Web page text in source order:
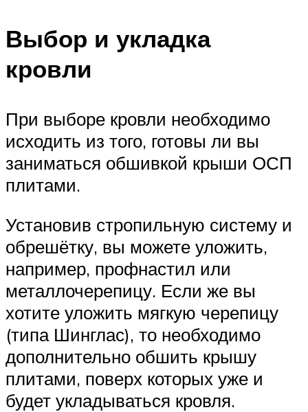
Выбор и укладка
кровли
При выборе кровли необходимо
исходить из того, готовы ли вы
заниматься обшивкой крыши ОСП
плитами.
Установив стропильную систему и
обрешётку, вы можете уложить,
например, профнастил или
металлочерепицу. Если же вы
хотите уложить мягкую черепицу
(типа Шинглас), то необходимо
дополнительно обшить крышу
плитами, поверх которых уже и
будет укладываться кровля.